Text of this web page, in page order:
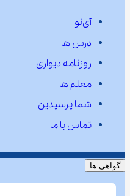
آی‌نو
درس ها
روزنامه دیواری
معلم ها
شما پرسیدین
تماس با ما
گواهی ها